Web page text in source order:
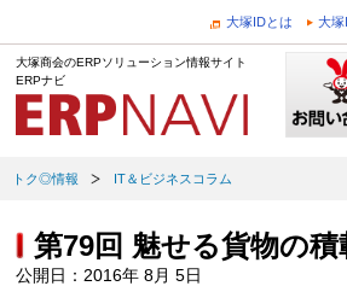
大塚IDとは 大塚
大塚商会のERPソリューション情報サイト
ERPナビ
トク◎情報 IT＆ビジネスコラム
第79回 魅せる貨物の積
公開日：2016年 8月 5日